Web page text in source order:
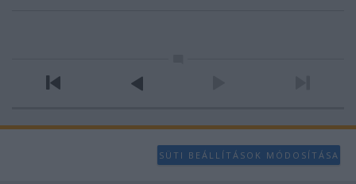
SÜTI BEÁLLÍTÁSOK MÓDOSÍTÁSA